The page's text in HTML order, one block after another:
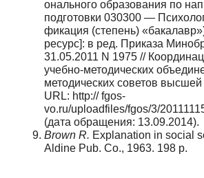
онального образования по
подготовки 030300 —
фикация (степень)
ресурс]: в ред. Приказа
31.05.2011 N 1975 //
учебно-методических
методических советов
URL: http:// fgos­
vo.ru/uploadfiles/fgos/3/
(дата обращения: 13.09.2014).
Brown R. Explanation in social
Aldine Pub. Co., 1963. 198 p.